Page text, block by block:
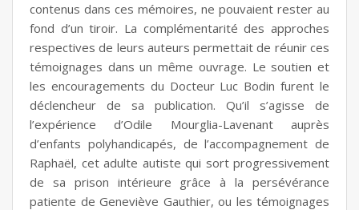
contenus dans ces mémoires, ne pouvaient rester au
fond d’un tiroir. La complémentarité des approches
respectives de leurs auteurs permettait de réunir ces
témoignages dans un même ouvrage. Le soutien et
les encouragements du Docteur Luc Bodin furent le
déclencheur de sa publication. Qu’il s’agisse de
l’expérience d’Odile Mourglia-Lavenant auprès
d’enfants polyhandicapés, de l’accompagnement de
Raphaël, cet adulte autiste qui sort progressivement
de sa prison intérieure grâce à la persévérance
patiente de Geneviève Gauthier, ou les témoignages